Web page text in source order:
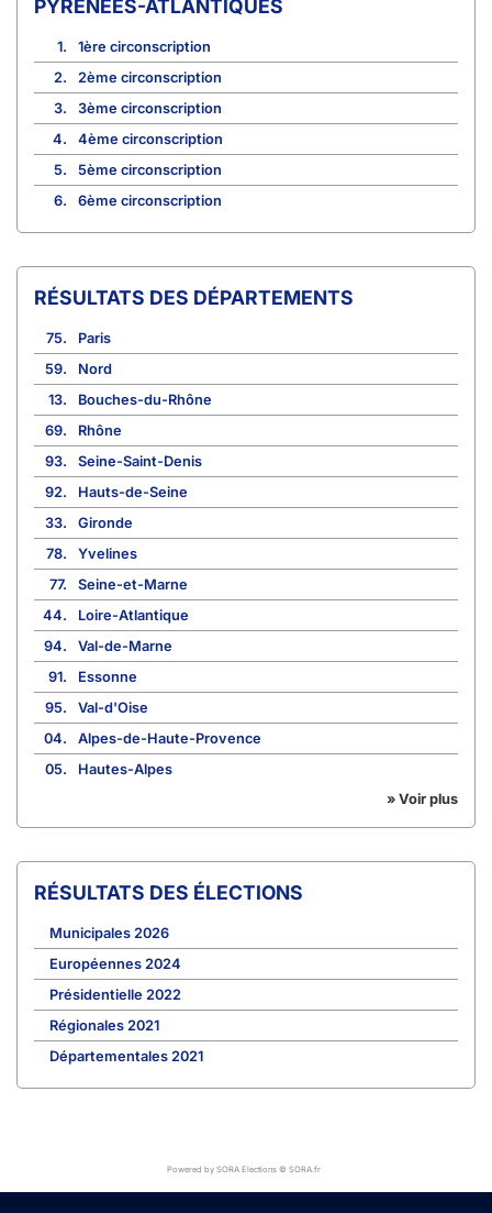
PYRÉNÉES-ATLANTIQUES
1.
1ère circonscription
2.
2ème circonscription
3.
3ème circonscription
4.
4ème circonscription
5.
5ème circonscription
6.
6ème circonscription
RÉSULTATS DES DÉPARTEMENTS
75.
Paris
59.
Nord
13.
Bouches-du-Rhône
69.
Rhône
93.
Seine-Saint-Denis
92.
Hauts-de-Seine
33.
Gironde
78.
Yvelines
77.
Seine-et-Marne
44.
Loire-Atlantique
94.
Val-de-Marne
91.
Essonne
95.
Val-d'Oise
04.
Alpes-de-Haute-Provence
05.
Hautes-Alpes
» Voir plus
RÉSULTATS DES ÉLECTIONS
Municipales 2026
Européennes 2024
Présidentielle 2022
Régionales 2021
Départementales 2021
Powered by SORA Elections © SORA.fr